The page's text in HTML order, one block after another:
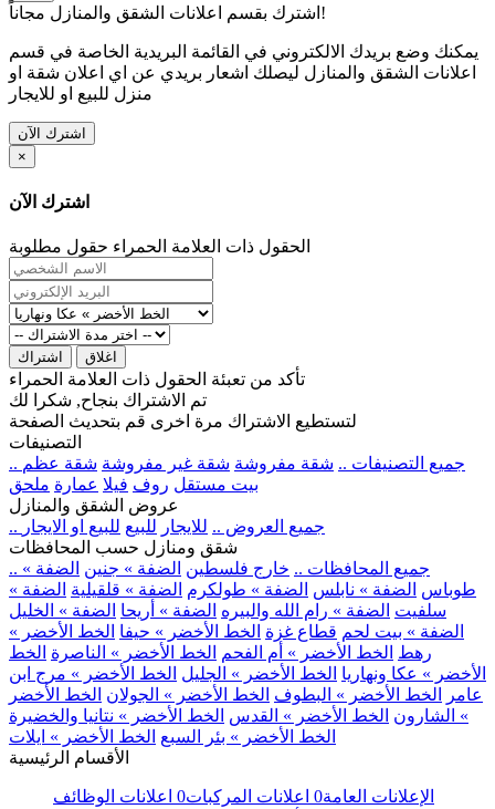
اشترك بقسم اعلانات الشقق والمنازل مجاناً!
يمكنك وضع بريدك الالكتروني في القائمة البريدية الخاصة في قسم
اعلانات الشقق والمنازل ليصلك اشعار بريدي عن اي اعلان شقة او
منزل للبيع او للايجار
اشترك الآن
×
اشترك الآن
الحقول ذات العلامة الحمراء حقول مطلوبة
اشتراك اغلاق
تأكد من تعبئة الحقول ذات العلامة الحمراء
تم الاشتراك بنجاح, شكرا لك
لتستطيع الاشتراك مرة اخرى قم بتحديث الصفحة
التصنيفات
.. جميع التصنيفات .. شقة مفروشة شقة غير مفروشة شقة عظم
بيت مستقل روف فيلا عمارة ملحق
عروض الشقق والمنازل
.. جميع العروض .. للايجار للبيع للبيع او الايجار
شقق ومنازل حسب المحافظات
.. جميع المحافظات .. خارج فلسطين الضفة » جنين الضفة »
طوباس الضفة » نابلس الضفة » طولكرم الضفة » قلقيلية الضفة »
سلفيت الضفة » رام الله والبيره الضفة » أريحا الضفة » الخليل
الضفة » بيت لحم قطاع غزة الخط الأخضر » حيفا الخط الأخضر »
رهط الخط الأخضر » أم الفحم الخط الأخضر » الناصرة الخط
الأخضر » عكا ونهاريا الخط الأخضر » الجليل الخط الأخضر » مرج ابن
عامر
الخط الأخضر » البطوف الخط الأخضر » الجولان الخط الأخضر
» الشارون الخط الأخضر » القدس الخط الأخضر » نتانيا والخضيرة
الخط الأخضر » بئر السبع الخط الأخضر » ايلات
الأقسام الرئيسية
الإعلانات العامة0 اعلانات المركبات0 اعلانات الوظائف